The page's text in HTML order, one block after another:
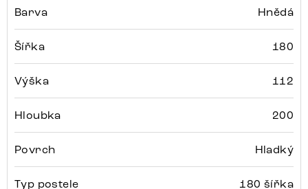
Barva Hnědá
Šířka 180
Výška 112
Hloubka 200
Povrch Hladký
Typ postele 180 šířka